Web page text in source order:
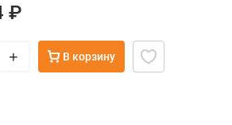
₽
+ В корзину